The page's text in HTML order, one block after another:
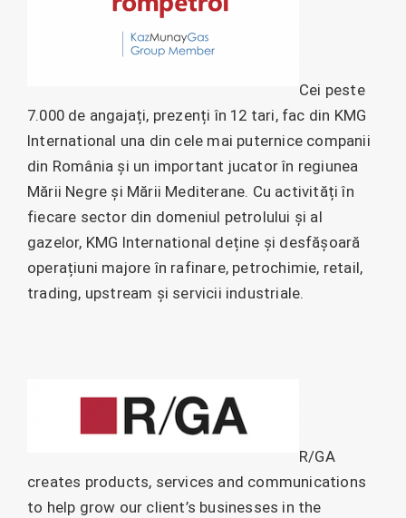
Cei peste
7.000 de angajați, prezenți în 12 tari, fac din KMG
International una din cele mai puternice companii
din România și un important jucator în regiunea
Mării Negre și Mării Mediterane. Cu activități în
fiecare sector din domeniul petrolului și al
gazelor, KMG International deține și desfășoară
operațiuni majore în rafinare, petrochimie, retail,
trading, upstream și servicii industriale.
R/GA
creates products, services and communications
to help grow our client’s businesses in the